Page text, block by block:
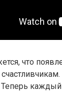
что
Теперь